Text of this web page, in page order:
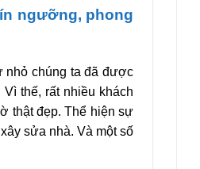
ngưỡng, phong
nhỏ chúng ta đã được
thế, rất nhiều khách
thật đẹp. Thể hiện sự
sửa nhà. Và một số